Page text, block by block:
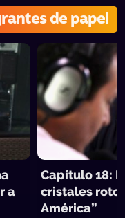
de papel
a
Capítulo 18:
cristales
América”